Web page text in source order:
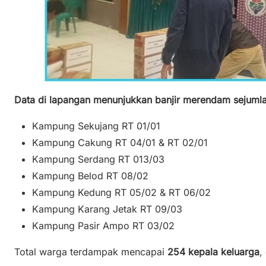
Data di lapangan menunjukkan banjir merendam
Kampung Sekujang RT 01/01
Kampung Cakung RT 04/01 & RT 02/01
Kampung Serdang RT 013/03
Kampung Belod RT 08/02
Kampung Kedung RT 05/02 & RT 06/02
Kampung Karang Jetak RT 09/03
Kampung Pasir Ampo RT 03/02
Total warga terdampak mencapai 254 kepala keluarga,